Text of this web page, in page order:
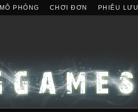
MÔ PHỎNG CHƠI ĐƠN PHIÊU LƯU